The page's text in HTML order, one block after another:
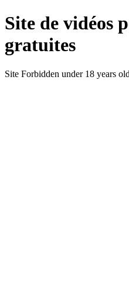
Site de vidéos
gratuites
Site Forbidden under 18 years old